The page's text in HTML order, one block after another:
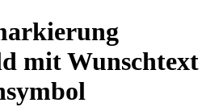
mit Wunschtext